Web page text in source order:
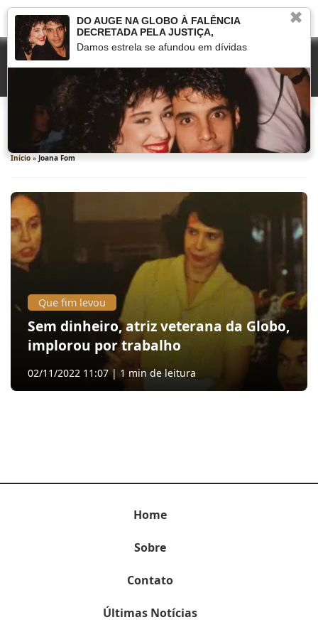
Joana Fom
Início » Joana Fom
Que fim levou
Sem dinheiro, atriz veterana da Globo,
implorou por trabalho
02/11/2022 11:07 | 1 min de leitura
Home
Sobre
Contato
Últimas Notícias
✖
DO AUGE NA GLOBO À FALÊNCIA
DECRETADA PELA JUSTIÇA,
Damos estrela se afundou em dívidas